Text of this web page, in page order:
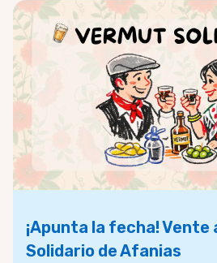
¡Apunta la fecha! Vente
Solidario de Afanias